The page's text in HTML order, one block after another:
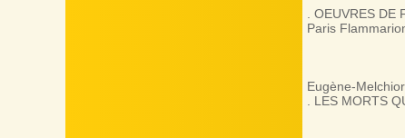
. OEUVRES
Paris
Eugène-
. LES MORTS